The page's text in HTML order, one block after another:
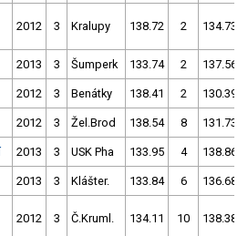
2012 3 Kralupy 138.72 2 134.73
2013 3 Šumperk 133.74 2 137.56
2012 3 Benátky 138.41 2 130.39
2012 3 Žel.Brod 138.54 8 131.73
2013 3 USK Pha 133.95 4 138.86
2013 3 Klášter. 133.84 6 136.68
2012 3 Č.Kruml. 134.11 10 138.38